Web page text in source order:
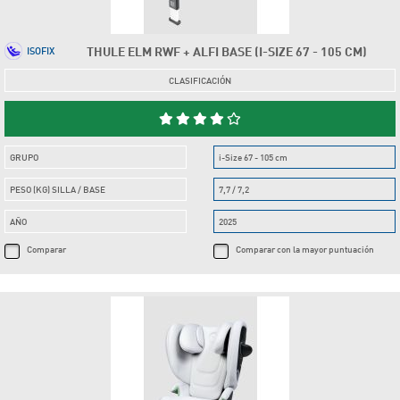
THULE ELM RWF + ALFI BASE (I-SIZE 67 - 105 CM)
ISOFIX
CLASIFICACIÓN
GRUPO
PESO (KG) SILLA / BASE
AÑO
Comparar
i-Size 67 - 105 cm
7,7 / 7,2
2025
Comparar con la mayor puntuación